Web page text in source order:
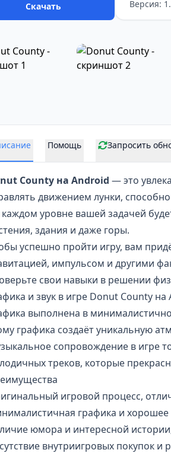
Скачать
Версия:
Помощь Запросить
County на Android — это
движением лунки,
уровне вашей задачей
здания и даже горы.
успешно пройти игру, вам
импульсом и другими
свои навыки в решении
и звук в игре Donut County на
выполнена в
графика создаёт уникальную
сопровождение в игре
треков, которые
игровой процесс,
графика и
юмора и интересной
внутриигровых покупок и